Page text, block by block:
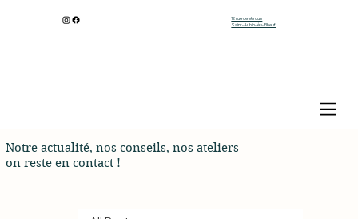
12 rue de Verdun
Saint-Aubin-lès-Elbeuf
Notre actualité, nos conseils, nos ateliers
on reste en contact !